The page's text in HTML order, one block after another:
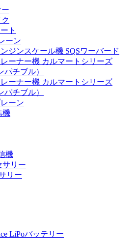
ト
ーン
ジンスケール機 SQSワーバード
ーナー機 カルマートシリーズ
パチブル）
ーナー機 カルマートシリーズ
パチブル）
レーン
機
機
サリー
リー
LiPoバッテリー